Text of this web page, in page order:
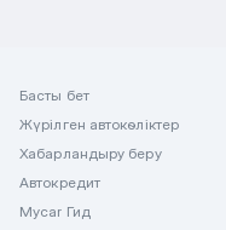
Басты бет
Жүрілген автокөліктер
Хабарландыру беру
Автокредит
Mycar Гид